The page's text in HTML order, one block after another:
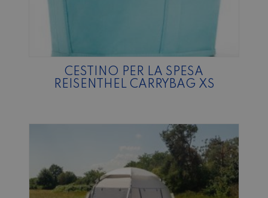
CESTINO PER LA SPESA
REISENTHEL CARRYBAG XS